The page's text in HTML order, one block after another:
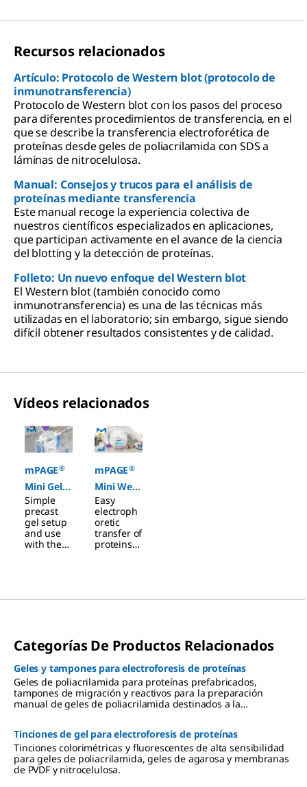
Recursos relacionados
Artículo: Protocolo de Western blot (protocolo de
inmunotransferencia)
Protocolo de Western blot con los pasos del proceso
para diferentes procedimientos de transferencia, en el
que se describe la transferencia electroforética de
proteínas desde geles de poliacrilamida con SDS a
láminas de nitrocelulosa.
Manual: Consejos y trucos para el análisis de
proteínas mediante transferencia
Este manual recoge la experiencia colectiva de
nuestros científicos especializados en aplicaciones,
que participan activamente en el avance de la ciencia
del blotting y la detección de proteínas.
Folleto: Un nuevo enfoque del Western blot
El Western blot (también conocido como
inmunotransferencia) es una de las técnicas más
utilizadas en el laboratorio; sin embargo, sigue siendo
difícil obtener resultados consistentes y de calidad.
Vídeos relacionados
mPAGE®
Mini Gel
Use with
Precast
Gels
Simple
precast
gel setup
and use
with the
mPAGE®
Mini Wet
Transfer
System
Easy
electroph
oretic
transfer of
proteins
Categorías De Productos Relacionados
Geles y tampones para electroforesis de proteínas
Geles de poliacrilamida para proteínas prefabricados,
tampones de migración y reactivos para la preparación
manual de geles de poliacrilamida destinados a la
Tinciones de gel para electroforesis de proteínas
Tinciones colorimétricas y fluorescentes de alta sensibilidad
para geles de poliacrilamida, geles de agarosa y membranas
de PVDF y nitrocelulosa.